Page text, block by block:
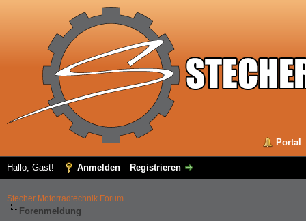
Portal
Hallo, Gast! Anmelden Registrieren
Stecher Motorradtechnik Forum
Forenmeldung